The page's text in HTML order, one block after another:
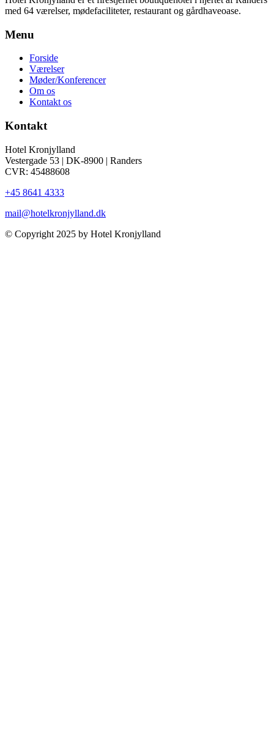
med 64 værelser, mødefaciliteter, restaurant og gårdhaveoase.
Menu
Forside
Værelser
Møder/Konferencer
Om os
Kontakt os
Kontakt
Hotel Kronjylland
Vestergade 53 | DK-8900 | Randers
CVR: 45488608
+45 8641 4333
mail@hotelkronjylland.dk
© Copyright 2025 by Hotel Kronjylland